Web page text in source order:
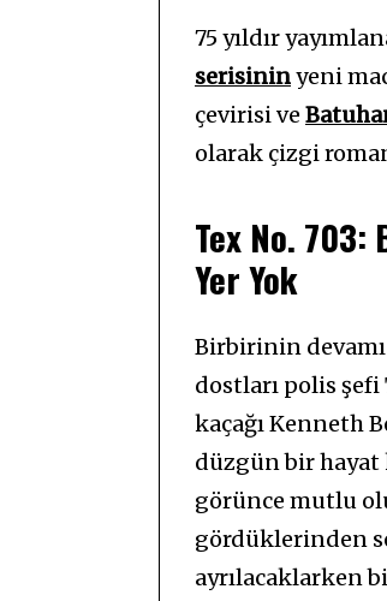
75 yıldır
serisininyeni
çevirisi ve
olarak çizgi
Tex No. 703:
Yer Yok
Birbirinin
dostları polis şefi
kaçağı Kenneth
düzgün bir hayat
görünce mutlu
gördüklerinden
ayrılacaklarken